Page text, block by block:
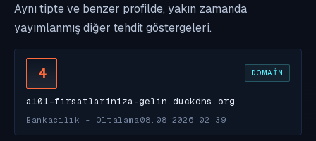
Aynı tipte ve benzer profilde, yakın zamanda
yayımlanmış diğer tehdit göstergeleri.
4 DOMAIN
a101-firsatlariniza-gelin.duckdns.org
Bankacılık - Oltalama 08.08.2026 02:39